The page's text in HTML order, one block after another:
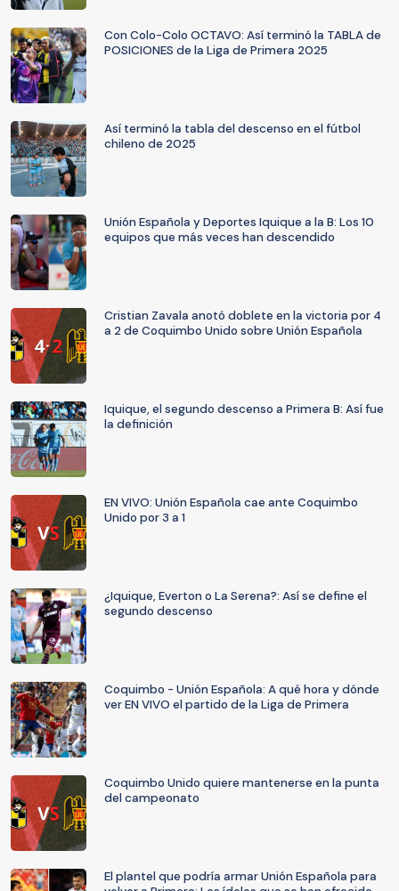
Con Colo-Colo OCTAVO: Así terminó la TABLA de
POSICIONES de la Liga de Primera 2025
Así terminó la tabla del descenso en el fútbol
chileno de 2025
Unión Española y Deportes Iquique a la B: Los 10
equipos que más veces han descendido
Cristian Zavala anotó doblete en la victoria por 4
a 2 de Coquimbo Unido sobre Unión Española
Iquique, el segundo descenso a Primera B: Así fue
la definición
EN VIVO: Unión Española cae ante Coquimbo
Unido por 3 a 1
¿Iquique, Everton o La Serena?: Así se define el
segundo descenso
Coquimbo - Unión Española: A qué hora y dónde
ver EN VIVO el partido de la Liga de Primera
Coquimbo Unido quiere mantenerse en la punta
del campeonato
El plantel que podría armar Unión Española para